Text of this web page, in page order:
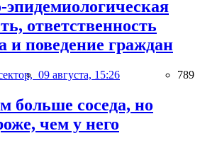
ответственность
и поведение граждан
09 августа, 15:26 789
больше соседа, но
чем у него